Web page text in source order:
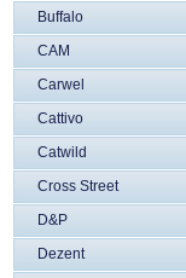
Buffalo
CAM
Carwel
Cattivo
Catwild
Cross Street
D&P
Dezent